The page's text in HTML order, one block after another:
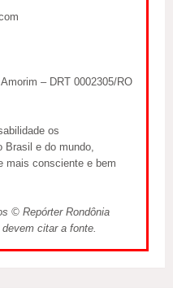
Amorim – DRT 0002305/RO
os
Brasil e do mundo,
mais consciente e bem
© Repórter Rondônia
citar a fonte.